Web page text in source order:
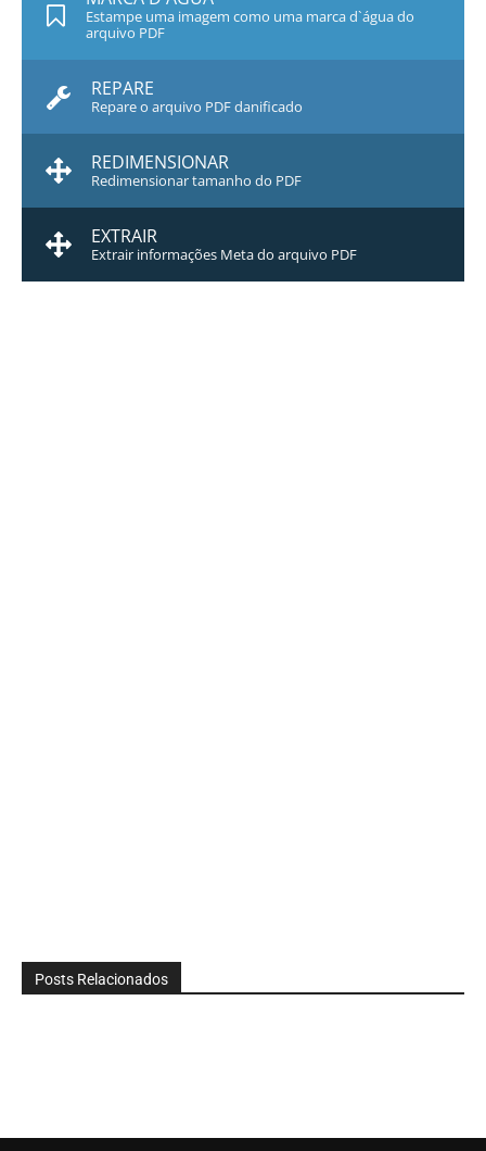
Estampe uma imagem como uma marca d`água do
arquivo PDF
REPARE
Repare o arquivo PDF danificado
REDIMENSIONAR
Redimensionar tamanho do PDF
EXTRAIR
Extrair informações Meta do arquivo PDF
Posts Relacionados